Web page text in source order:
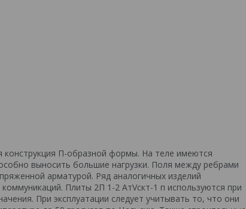
конструкция П-образной формы. На теле имеются
выносить большие нагрузки. Поля между ребрами
арматурой. Ряд аналогичных изделий
Плиты 2П 1-2 АтVскт-1 п используются при
При эксплуатации следует учитывать то, что они